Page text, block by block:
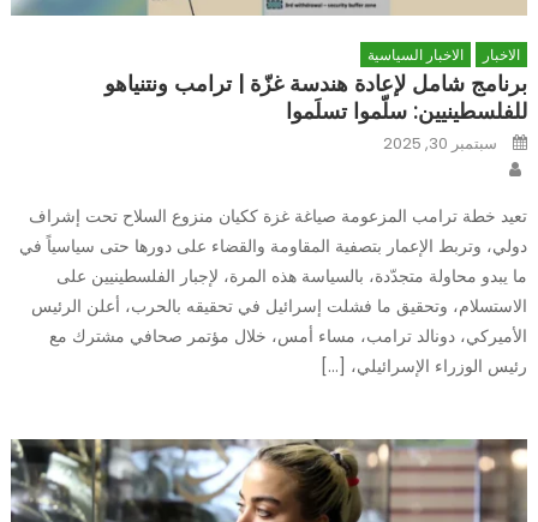
الاخبار الاخبار السياسية
برنامج شامل لإعادة هندسة غزّة | ترامب ونتنياهو
للفلسطينيين: سلّموا تسلَموا
Posted
onسبتمبر 30, 2025
تعيد خطة ترامب المزعومة صياغة غزة ككيان منزوع السلاح تحت إشراف
دولي، وتربط الإعمار بتصفية المقاومة والقضاء على دورها حتى سياسياً في
ما يبدو محاولة متجدّدة، بالسياسة هذه المرة، لإجبار الفلسطينيين على
الاستسلام، وتحقيق ما فشلت إسرائيل في تحقيقه بالحرب، أعلن الرئيس
الأميركي، دونالد ترامب، مساء أمس، خلال مؤتمر صحافي مشترك مع
رئيس الوزراء الإسرائيلي، […]